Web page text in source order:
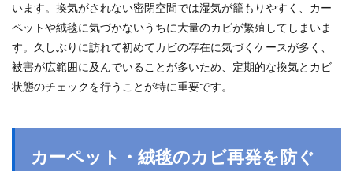
います。換気がされない密閉空間では湿気が籠もりやすく、カー
ペットや絨毯に気づかないうちに大量のカビが繁殖してしまいま
す。久しぶりに訪れて初めてカビの存在に気づくケースが多く、
被害が広範囲に及んでいることが多いため、定期的な換気とカビ
状態のチェックを行うことが特に重要です。
カーペット・絨毯のカビ再発を防ぐ